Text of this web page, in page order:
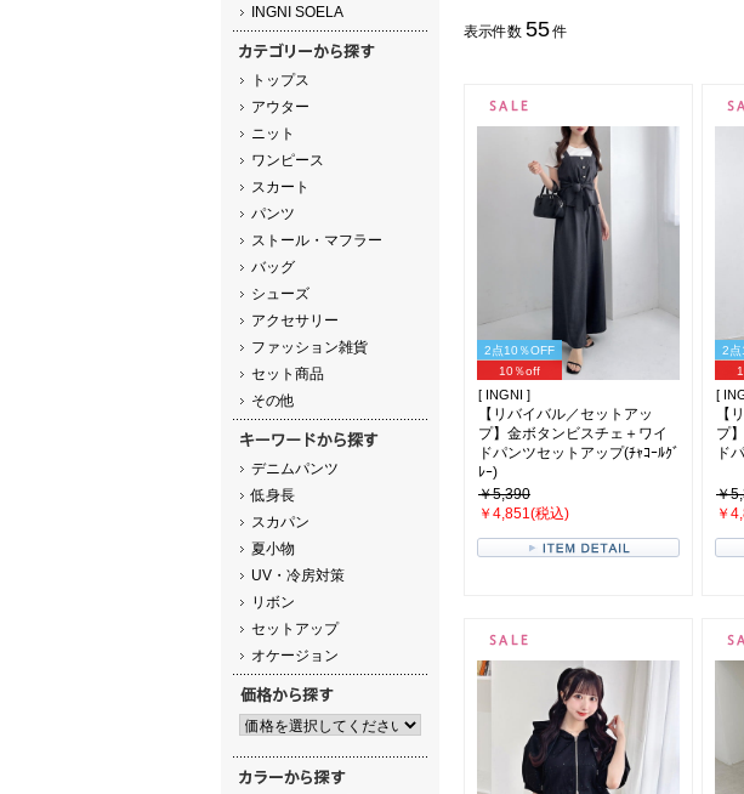
INGNI SOELA
トップス
アウター
ニット
ワンピース
スカート
パンツ
ストール・マフラー
バッグ
シューズ
アクセサリー
ファッション雑貨
セット商品
その他
デニムパンツ
低身長
スカパン
夏小物
UV・冷房対策
リボン
セットアップ
オケージョン
表示件数 55 件
2点10％OFF
10％off
[ INGNI ]
【リバイバル／セットアッ
プ】金ボタンビスチェ＋ワイ
ドパンツセットアップ(ﾁｬｺｰﾙｸﾞ
ﾚｰ)
￥5,390
￥4,851(税込)
2点
[
【
プ
ド
￥
￥